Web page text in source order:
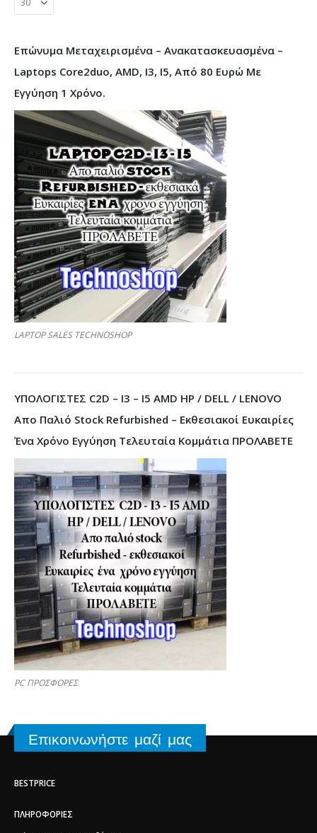
Επώνυμα Μεταχειρισμένα – Ανακατασκευασμένα –
Laptops Core2duo, AMD, I3, I5, Από 80 Ευρώ Με
Εγγύηση 1 Χρόνο.
LAPTOP SALES TECHNOSHOP
ΥΠΟΛΟΓΙΣΤΕΣ C2D – I3 – I5 AMD HP / DELL / LENOVO
Απο Παλιό Stock Refurbished – Εκθεσιακοί Ευκαιρίες
Ένα Χρόνο Εγγύηση Τελευταία Κομμάτια ΠΡΟΛΑΒΕΤΕ
PC ΠΡΟΣΦΟΡΕΣ
Επικοινωνήστε μαζί μας
BESTPRICE
ΠΛΗΡΟΦΟΡΊΕΣ